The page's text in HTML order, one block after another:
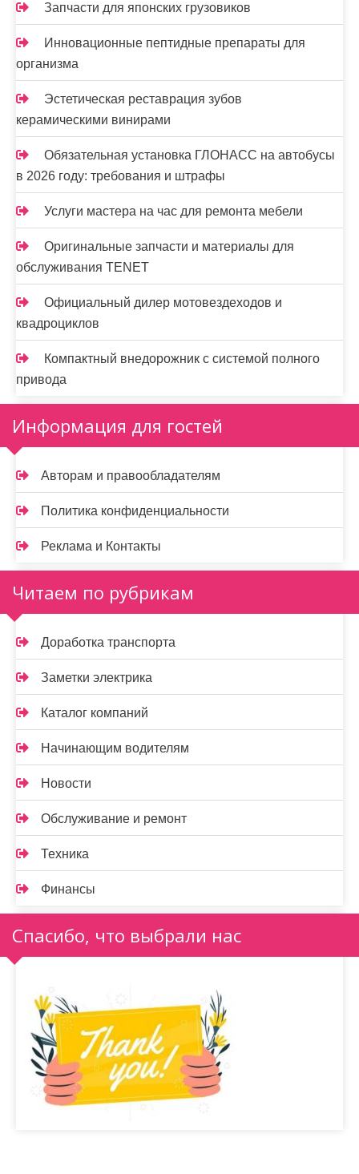
Запчасти для японских грузовиков
Инновационные пептидные препараты для
организма
Эстетическая реставрация зубов
керамическими винирами
Обязательная установка ГЛОНАСС на автобусы
в 2026 году: требования и штрафы
Услуги мастера на час для ремонта мебели
Оригинальные запчасти и материалы для
обслуживания TENET
Официальный дилер мотовездеходов и
квадроциклов
Компактный внедорожник с системой полного
привода
Информация для гостей
Авторам и правообладателям
Политика конфиденциальности
Реклама и Контакты
Читаем по рубрикам
Доработка транспорта
Заметки электрика
Каталог компаний
Начинающим водителям
Новости
Обслуживание и ремонт
Техника
Финансы
Спасибо, что выбрали нас